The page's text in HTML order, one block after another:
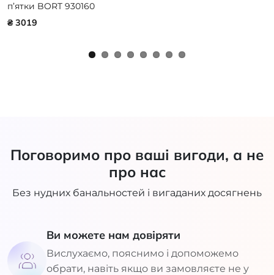
п’ятки BORT 930160
₴ 3019
Поговоримо про ваші вигоди, а не
про нас
Без нудних банальностей і вигаданих досягнень
Ви можете нам довіряти
Вислухаємо, пояснимо і допоможемо
обрати, навіть якщо ви замовляєте не у